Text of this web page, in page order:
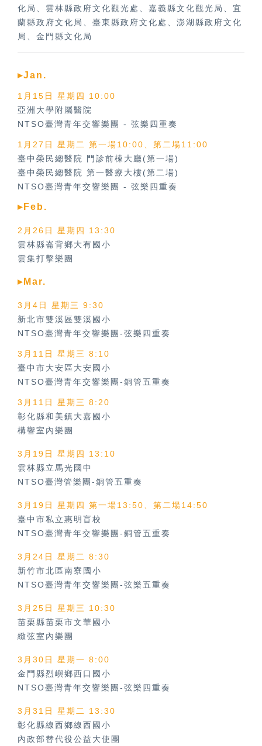
化局、雲林縣政府文化觀光處、嘉義縣文化觀光局、宜
蘭縣政府文化局、臺東縣政府文化處、澎湖縣政府文化
局、金門縣文化局
▸Jan.
1月15日 星期四 10:00
亞洲大學附屬醫院
NTSO臺灣青年交響樂團 - 弦樂四重奏
1月27日 星期二 第一場10:00、第二場11:00
臺中榮民總醫院 門診前棟大廳(第一場)
臺中榮民總醫院 第一醫療大樓(第二場)
NTSO臺灣青年交響樂團 - 弦樂四重奏
▸Feb.
2月26日 星期四 13:30
雲林縣崙背鄉大有國小
雲集打擊樂團
▸Mar.
3月4日 星期三 9:30
新北市雙溪區雙溪國小
NTSO臺灣青年交響樂團-弦樂四重奏
3月11日 星期三 8:10
臺中市大安區大安國小
NTSO臺灣青年交響樂團-銅管五重奏
3月11日 星期三 8:20
彰化縣和美鎮大嘉國小
構響室內樂團
3月19日 星期四 13:10
雲林縣立馬光國中
NTSO臺灣管樂團-銅管五重奏
3月19日 星期四 第一場13:50、第二場14:50
臺中市私立惠明盲校
NTSO臺灣青年交響樂團-銅管五重奏
3月24日 星期二 8:30
新竹市北區南寮國小
NTSO臺灣青年交響樂團-弦樂五重奏
3月25日 星期三 10:30
苗栗縣苗栗市文華國小
緻弦室內樂團
3月30日 星期一 8:00
金門縣烈嶼鄉西口國小
NTSO臺灣青年交響樂團-弦樂四重奏
3月31日 星期二 13:30
彰化縣線西鄉線西國小
內政部替代役公益大使團